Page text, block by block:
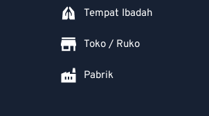
Tempat Ibadah
Toko / Ruko
Pabrik